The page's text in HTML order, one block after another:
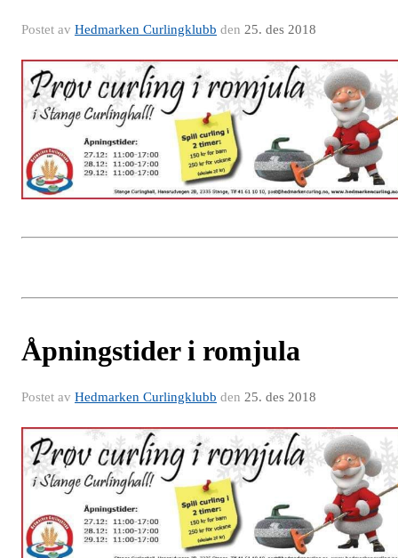
Postet av Hedmarken Curlingklubb den 25. des 2018
Åpningstider i romjula
Postet av Hedmarken Curlingklubb den 25. des 2018